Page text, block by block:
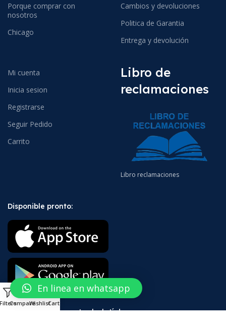
Porque comprar con
nosotros
Chicago
Cambios y devoluciones
Politica de Garantia
Entrega y devolución
Mi cuenta
Inicia sesion
Registrarse
Seguir Pedido
Carrito
Libro de
reclamaciones
Libro reclamaciones
Disponible pronto:
¡Suscríbete a nuestro boletín!
CompareWishlist
0
Cart
En linea en whatsapp